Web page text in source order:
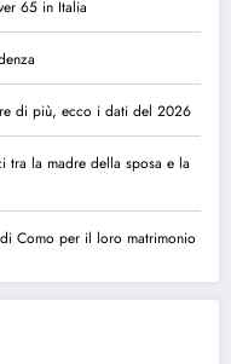
65 in Italia
di più, ecco i dati del 2026
tra la madre della sposa e la
Como per il loro matrimonio